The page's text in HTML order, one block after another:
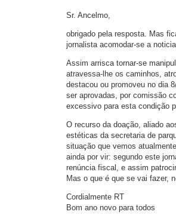
Sr. Ancelmo,
obrigado pela resposta. Mas
jornalista acomodar-se a
Assim arrisca tornar-se
atravessa-lhe os caminhos,
destacou ou promoveu no dia
ser aprovadas, por comissão
excessivo para esta condição
O recurso da doação, aliado
estéticas da secretaria de
situação que vemos
ainda por vir: segundo este
renúncia fiscal, e assim
Mas o que é que se vai fazer,
Cordialmente RT
Bom ano novo para todos